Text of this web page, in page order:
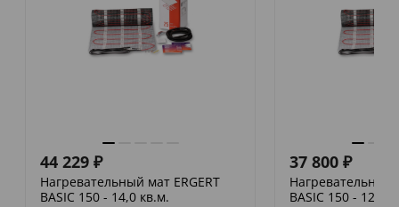
44 229 ₽
Нагревательный мат ERGERT
BASIC 150 - 14,0 кв.м.
37 800 ₽
Нагревательный
BASIC 150 - 12,0